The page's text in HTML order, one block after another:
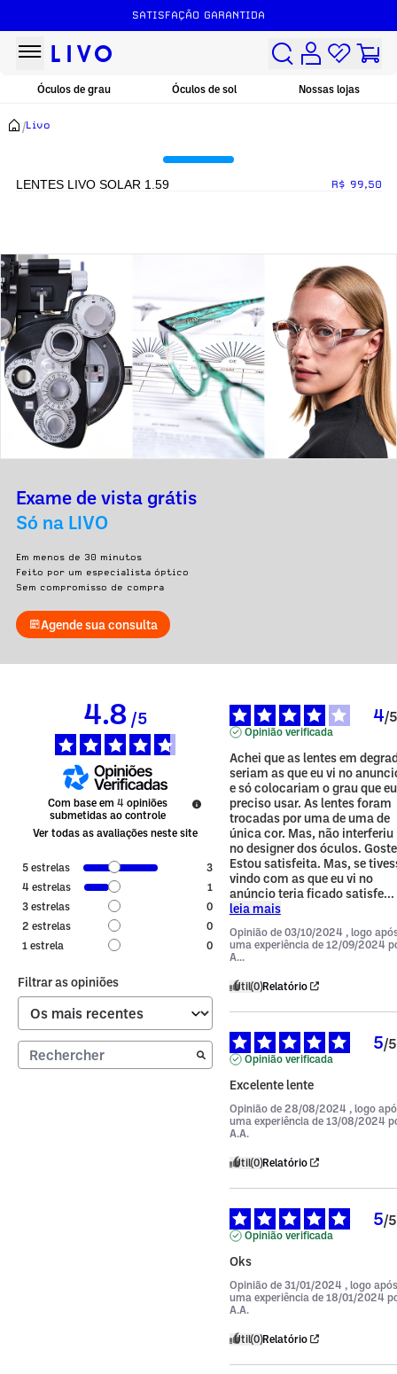
SATISFAÇÃO GARANTIDA
Óculos de grau Óculos de sol Nossas lojas
/Livo
LENTES LIVO SOLAR 1.59 R$ 99,50
Exame de vista grátis
Só na LIVO
Em menos de 30 minutos
Feito por um especialista óptico
Sem compromisso de compra
Agende sua consulta
4.8/5
Com base em 4 opiniões
submetidas ao controle
Ver todas as avaliações neste site
5 estrelas
3
4 estrelas
1
3 estrelas
0
2 estrelas
0
1 estrela 0
Filtrar as opiniões
4/5
Opinião verificada
Achei que as lentes em
seriam as que eu vi no
e só colocariam o grau que eu
preciso usar. As lentes foram
trocadas por uma de uma de
única cor. Mas, não interferiu
no designer dos óculos.
Estou satisfeita. Mas, se
vindo com as que eu vi no
anúncio teria ficado satisfe...
leia mais
Opinião de 03/10/2024 , logo
uma experiência de 12/09/2024
A...
Útil(0)Relatório
5/5
Opinião verificada
Excelente lente
Opinião de 28/08/2024 , logo
uma experiência de 13/08/2024
A.A.
Útil(0)Relatório
5/5
Opinião verificada
Oks
Opinião de 31/01/2024 , logo após
uma experiência de 18/01/2024
A.A.
Útil(0)Relatório